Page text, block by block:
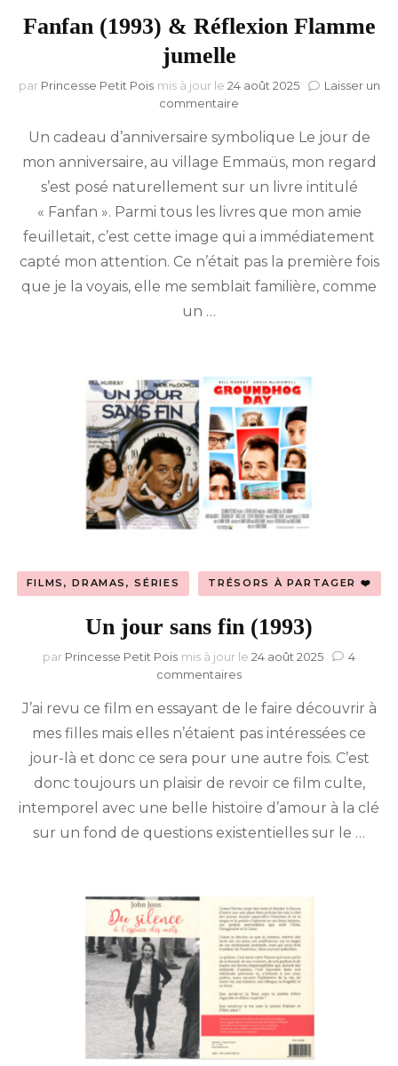
Fanfan (1993) & Réflexion Flamme
jumelle
par Princesse Petit Pois mis à jour le 24 août 2025
Laisser un
commentaire
(1993)
&
Réflexion
Flamme
jumelle
Un cadeau d’anniversaire symbolique Le jour de
mon anniversaire, au village Emmaüs, mon regard
s’est posé naturellement sur un livre intitulé
« Fanfan ». Parmi tous les livres que mon amie
feuilletait, c’est cette image qui a immédiatement
capté mon attention. Ce n’était pas la première fois
que je la voyais, elle me semblait familière, comme
un …
FILMS, DRAMAS, SÉRIES TRÉSORS À PARTAGER ❤️
Un jour sans fin (1993)
par Princesse Petit Pois mis à jour le 24 août 2025
4
commentairessur
jour
sans
fin
(1993)
J’ai revu ce film en essayant de le faire découvrir à
mes filles mais elles n’étaient pas intéressées ce
jour-là et donc ce sera pour une autre fois. C’est
donc toujours un plaisir de revoir ce film culte,
intemporel avec une belle histoire d’amour à la clé
sur un fond de questions existentielles sur le …